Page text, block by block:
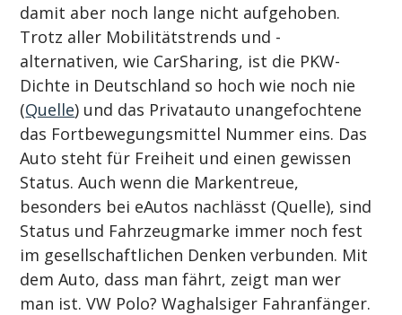
damit aber noch lange nicht aufgehoben.
Trotz aller Mobilitätstrends und -
alternativen, wie CarSharing, ist die PKW-
Dichte in Deutschland so hoch wie noch nie
(Quelle) und das Privatauto unangefochtene
das Fortbewegungsmittel Nummer eins. Das
Auto steht für Freiheit und einen gewissen
Status. Auch wenn die Markentreue,
besonders bei eAutos nachlässt (Quelle), sind
Status und Fahrzeugmarke immer noch fest
im gesellschaftlichen Denken verbunden. Mit
dem Auto, dass man fährt, zeigt man wer
man ist. VW Polo? Waghalsiger Fahranfänger.